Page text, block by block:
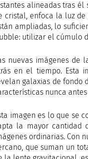
alineadas tras él
cristal, enfoca la luz de
ampliadas, lo
utilizar el cúmulo
nuevas imágenes de
en el tiempo. Esta
galaxias de fondo
nunca antes
imagen es lo que se
la mayor cantidad
ordinarias. Con
que suman un